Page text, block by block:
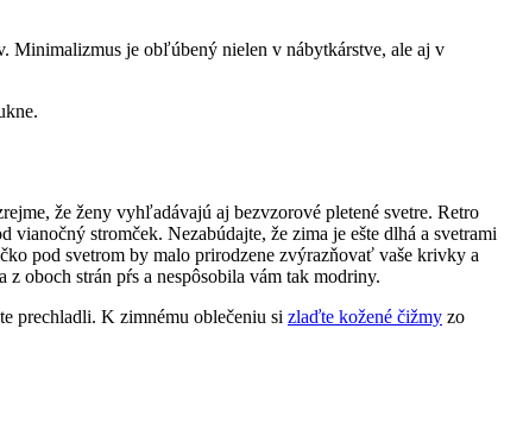
Minimalizmus je obľúbený nielen v nábytkárstve, ale aj v
že ženy vyhľadávajú aj bezvzorové pletené svetre. Retro
stromček. Nezabúdajte, že zima je ešte dlhá a svetrami
pod svetrom by malo prirodzene zvýrazňovať vaše krivky a
oboch strán pŕs a nespôsobila vám tak modriny.
prechladli. K zimnému oblečeniu si zlaďte kožené čižmy zo